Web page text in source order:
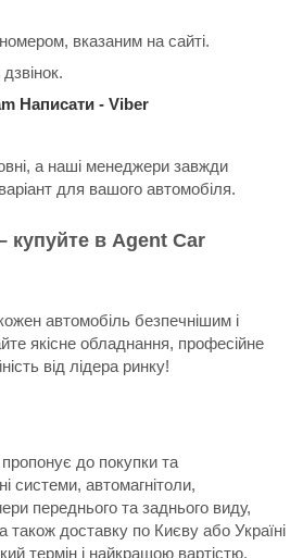
вказаним на сайті.
Написати - Viber
а наші менеджери завжди
для вашого автомобіля.
купуйте в Agent Car
автомобіль безпечнішим і
якісне обладнання, професійне
від лідера ринку!
до покупки та
системи, автомагнітоли,
переднього та заднього виду,
також доставку по Києву або Україні
термін і найкращою вартістю.